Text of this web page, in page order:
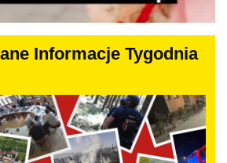
Informacje Tygodnia